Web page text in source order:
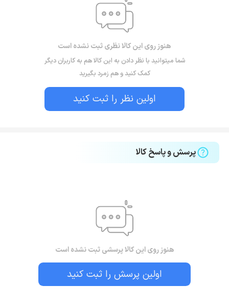
هنوز روی این کالا نظری ثبت نشده است
شما میتوانید با نظر دادن به این کالا هم به کاربران دیگر
کمک کنید و هم زمرد بگیرید
اولین نظر را ثبت کنید
پرسش و پاسخ کالا
هنوز روی این کالا پرسشی ثبت نشده است
اولین پرسش را ثبت کنید